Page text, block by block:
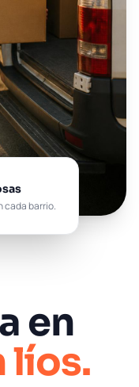
en
líos.
cada barrio.